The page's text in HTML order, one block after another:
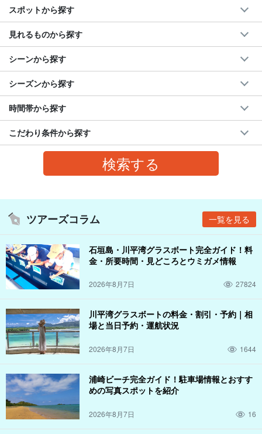
スポットから探す
見れるものから探す
シーンから探す
シーズンから探す
時間帯から探す
こだわり条件から探す
ツアーズコラム 一覧を見る
石垣島・川平湾グラスボート完全ガイド！料
金・所要時間・見どころとウミガメ情報
2026年8月7日 27824
川平湾グラスボートの料金・割引・予約｜相
場と当日予約・運航状況
2026年8月7日 1644
浦崎ビーチ完全ガイド！駐車場情報とおすす
めの写真スポットを紹介
2026年8月7日 16